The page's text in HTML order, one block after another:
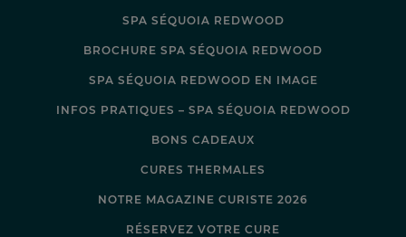
SPA SÉQUOIA REDWOOD
BROCHURE SPA SÉQUOIA REDWOOD
SPA SÉQUOIA REDWOOD EN IMAGE
INFOS PRATIQUES – SPA SÉQUOIA REDWOOD
BONS CADEAUX
CURES THERMALES
NOTRE MAGAZINE CURISTE 2026
RÉSERVEZ VOTRE CURE